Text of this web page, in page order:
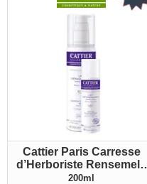
Cattier Paris Carresse
d’Herboriste Rensemelk
Ansikt Øyne
200ml